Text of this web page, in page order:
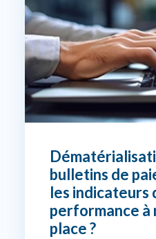
bulletins de
les indicateurs
performance à
place ?